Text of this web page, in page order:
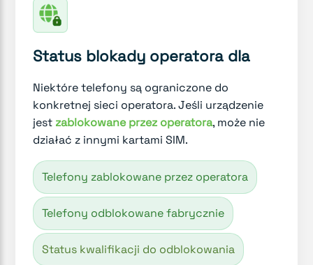
Status blokady operatora dla
Niektóre telefony są ograniczone do
konkretnej sieci operatora. Jeśli urządzenie
jest zablokowane przez operatora, może nie
działać z innymi kartami SIM.
Telefony zablokowane przez operatora
Telefony odblokowane fabrycznie
Status kwalifikacji do odblokowania